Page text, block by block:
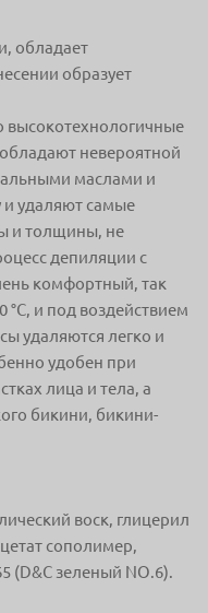
обладает
образует
высокотехнологичные
невероятной
маслами и
удаляют самые
и толщины, не
депиляции с
комфортный, так
°С, и под воздействием
удаляются легко и
удобен при
лица и тела, а
бикини, бикини-
воск, глицерил
сополимер,
(D&C зеленый NO.6).